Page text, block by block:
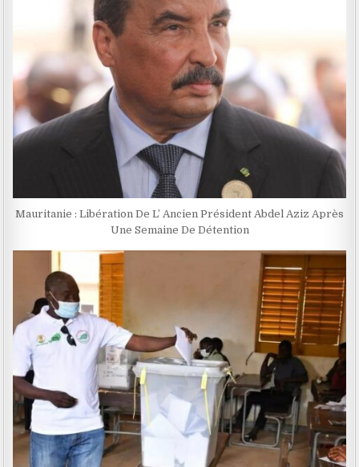
Mauritanie : Libération De L’ Ancien Président Abdel Aziz Après
Une Semaine De Détention